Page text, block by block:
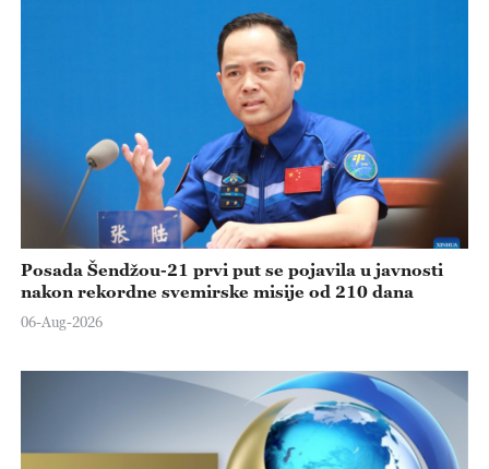
Posada Šendžou-21 prvi put se pojavila u javnosti
nakon rekordne svemirske misije od 210 dana
06-Aug-2026